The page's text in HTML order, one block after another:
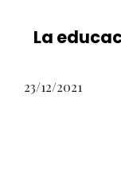
La
23/12/2021